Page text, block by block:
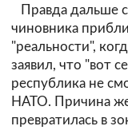
Правда дальше
чиновника
"реальности",
заявил, что "вот
республика не
НАТО. Причина
превратилась в